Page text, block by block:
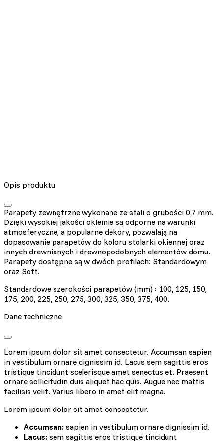
Opis produktu
Parapety zewnętrzne wykonane ze stali o grubości 0,7 mm.
Dzięki wysokiej jakości okleinie są odporne na warunki
atmosferyczne, a popularne dekory, pozwalają na
dopasowanie parapetów do koloru stolarki okiennej oraz
innych drewnianych i drewnopodobnych elementów domu.
Parapety dostępne są w dwóch profilach: Standardowym
oraz Soft.
Standardowe szerokości parapetów (mm) : 100, 125, 150,
175, 200, 225, 250, 275, 300, 325, 350, 375, 400.
Dane techniczne
Lorem ipsum dolor sit amet consectetur. Accumsan sapien
in vestibulum ornare dignissim id. Lacus sem sagittis eros
tristique tincidunt scelerisque amet senectus et. Praesent
ornare sollicitudin duis aliquet hac quis. Augue nec mattis
facilisis velit. Varius libero in amet elit magna.
Lorem ipsum dolor sit amet consectetur.
Accumsan: sapien in vestibulum ornare dignissim id.
Lacus: sem sagittis eros tristique tincidunt